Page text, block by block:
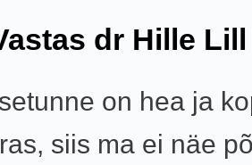
dr Hille Lill
on hea ja
siis ma ei näe